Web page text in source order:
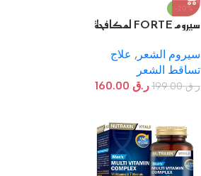
-20%
سيروم FORTE لمكافحة
سيروم الشعر, علاج
تساقط الشعر
ر.ق199.00 ر.ق